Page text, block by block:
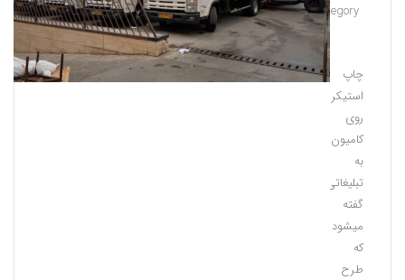
Category:
چاپ
صفحه
چاپ
استیکر
روی
کامیون
به
تبلیغاتی
گفته
میشود
که
طرح